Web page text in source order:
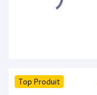
Top Produit